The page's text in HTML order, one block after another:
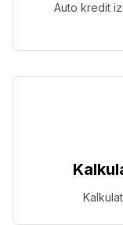
Auto kredit